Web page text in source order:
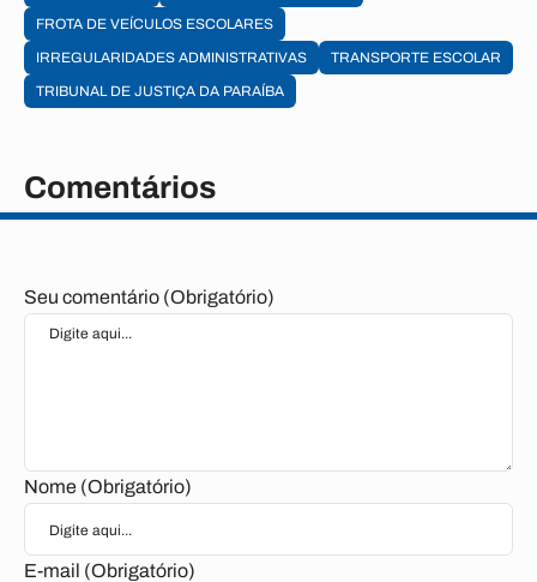
FROTA DE VEÍCULOS ESCOLARES
IRREGULARIDADES ADMINISTRATIVAS
TRANSPORTE ESCOLAR
TRIBUNAL DE JUSTIÇA DA PARAÍBA
Comentários
Seu comentário (Obrigatório)
Nome (Obrigatório)
E-mail (Obrigatório)